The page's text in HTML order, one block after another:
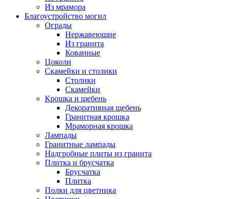
Из мрамора
Благоустройство могил
Ограды
Нержавеющие
Из гранита
Кованные
Цоколи
Скамейки и столики
Столики
Скамейки
Крошка и щебень
Декоративная щебень
Гранитная крошка
Мраморная крошка
Лампады
Гранитные лампады
Надгробные плиты из гранита
Плитка и брусчатка
Брусчатка
Плитка
Полки для цветника